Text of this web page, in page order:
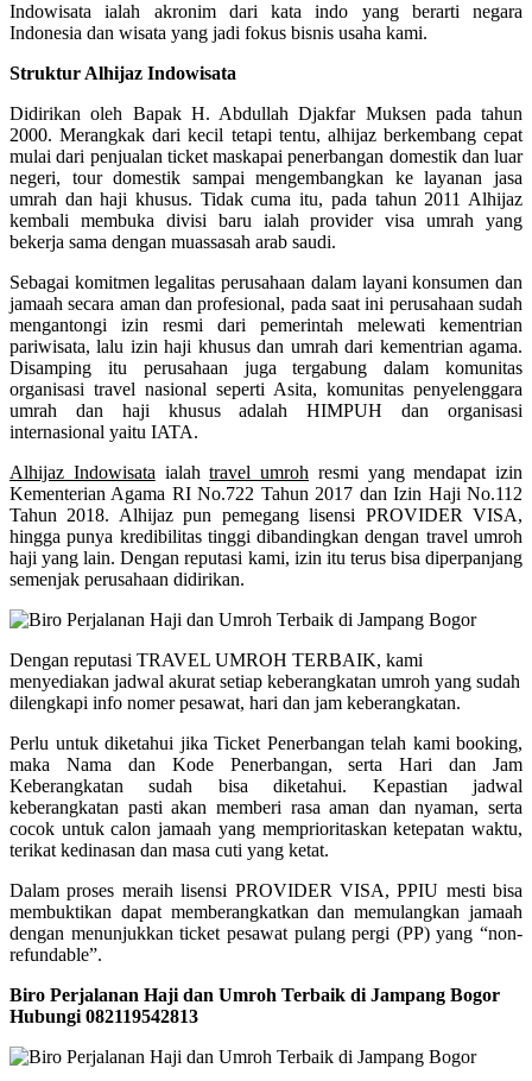
Indowisata ialah akronim dari kata indo yang berarti negara
Indonesia dan wisata yang jadi fokus bisnis usaha kami.
Struktur Alhijaz Indowisata
Didirikan oleh Bapak H. Abdullah Djakfar Muksen pada tahun
2000. Merangkak dari kecil tetapi tentu, alhijaz berkembang cepat
mulai dari penjualan ticket maskapai penerbangan domestik dan luar
negeri, tour domestik sampai mengembangkan ke layanan jasa
umrah dan haji khusus. Tidak cuma itu, pada tahun 2011 Alhijaz
kembali membuka divisi baru ialah provider visa umrah yang
bekerja sama dengan muassasah arab saudi.
Sebagai komitmen legalitas perusahaan dalam layani konsumen dan
jamaah secara aman dan profesional, pada saat ini perusahaan sudah
mengantongi izin resmi dari pemerintah melewati kementrian
pariwisata, lalu izin haji khusus dan umrah dari kementrian agama.
Disamping itu perusahaan juga tergabung dalam komunitas
organisasi travel nasional seperti Asita, komunitas penyelenggara
umrah dan haji khusus adalah HIMPUH dan organisasi
internasional yaitu IATA.
Alhijaz Indowisata ialahtravel umroh resmi yang mendapat izin
Kementerian Agama RI No.722 Tahun 2017 dan Izin Haji No.112
Tahun 2018. Alhijaz pun pemegang lisensi PROVIDER VISA,
hingga punya kredibilitas tinggi dibandingkan dengan travel umroh
haji yang lain. Dengan reputasi kami, izin itu terus bisa diperpanjang
semenjak perusahaan didirikan.
Dengan reputasi TRAVEL UMROH TERBAIK, kami
menyediakan jadwal akurat setiap keberangkatan umroh yang sudah
dilengkapi info nomer pesawat, hari dan jam keberangkatan.
Perlu untuk diketahui jika Ticket Penerbangan telah kami booking,
maka Nama dan Kode Penerbangan, serta Hari dan Jam
Keberangkatan sudah bisa diketahui. Kepastian jadwal
keberangkatan pasti akan memberi rasa aman dan nyaman, serta
cocok untuk calon jamaah yang memprioritaskan ketepatan waktu,
terikat kedinasan dan masa cuti yang ketat.
Dalam proses meraih lisensi PROVIDER VISA, PPIU mesti bisa
membuktikan dapat memberangkatkan dan memulangkan jamaah
dengan menunjukkan ticket pesawat pulang pergi (PP) yang “non-
refundable”.
Biro Perjalanan Haji dan Umroh Terbaik di Jampang Bogor
Hubungi 082119542813